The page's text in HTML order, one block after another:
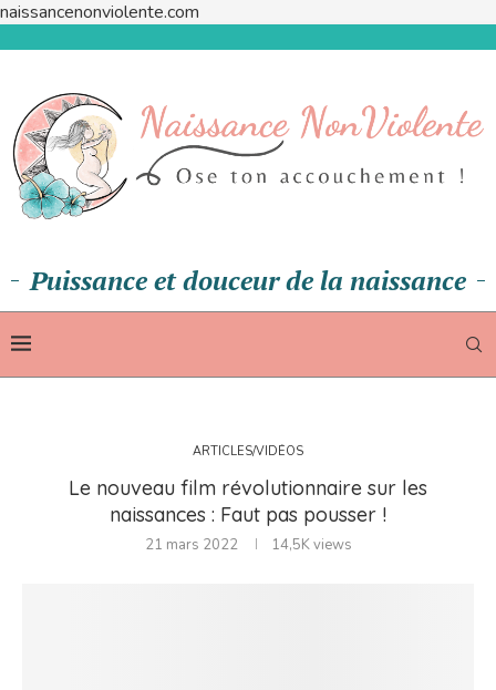
naissancenonviolente.com
Puissance et douceur de la naissance
ARTICLES/VIDÉOS
Le nouveau film révolutionnaire sur les
naissances : Faut pas pousser !
21 mars 2022 14,5Kviews